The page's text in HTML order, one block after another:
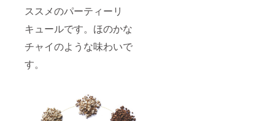
ススメのパーティーリ
キュールです。ほのかな
チャイのような味わいで
す。